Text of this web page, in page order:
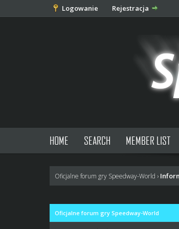
Logowanie Rejestracja
HOME SEARCH MEMBER LIST
Oficjalne forum gry Speedway-World ›
Oficjalne forum gry Speedway-World